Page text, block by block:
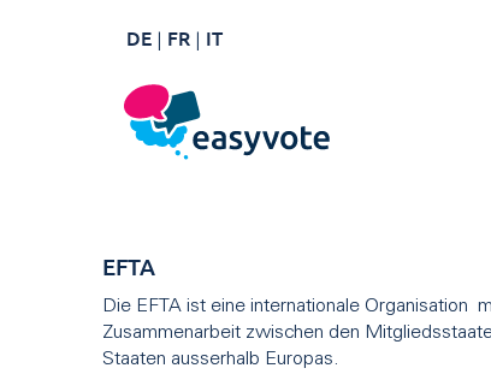
DE FR IT
EFTA
Die EFTA ist eine internationale Organisation
Zusammenarbeit zwischen den
Staaten ausserhalb Europas.